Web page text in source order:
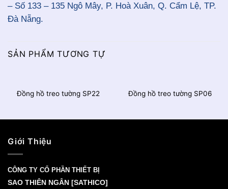
– Số 133 – 135 Ngô Mây, P. Hoà Xuân, Q. Cẩm Lệ, TP.
Đà Nẵng.
SẢN PHẨM TƯƠNG TỰ
Đồng hồ treo tường SP22 Đồng hồ treo tường SP06
Giới Thiệu
CÔNG TY CỔ PHẦN THIẾT BỊ
SAO THIÊN NGÂN [SATHICO]